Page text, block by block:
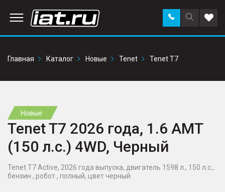
Поиск
по
Заказать
звонок в
Главная
Каталог Новые Tenet Tenet T7
Новые
Tenet T7 2026 года, 1.6 AMT
(150 л.с.) 4WD, Черный
Tenet T7 Active, 2026 года выпуска, двигатель 1598 л., 150 л.с.,
бензин , робот , полный, цвет черный